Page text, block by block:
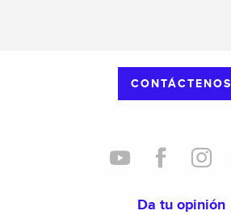
CONTÁCTENOS
Da tu opinión